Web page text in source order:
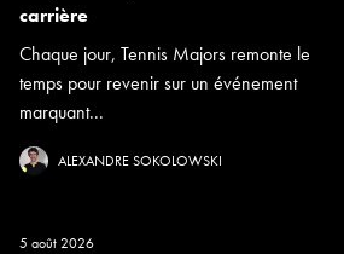
carrière
Chaque jour, Tennis Majors remonte le
temps pour revenir sur un événement
marquant...
ALEXANDRE SOKOLOWSKI
5 août 2026